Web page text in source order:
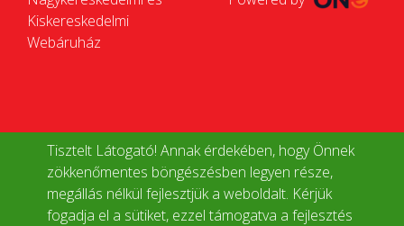
Tisztelt Látogató! Annak érdekében, hogy Önnek
zökkenőmentes böngészésben legyen része,
megállás nélkül fejlesztjük a weboldalt. Kérjük
fogadja el a sütiket, ezzel támogatva a fejlesztés
Kiskereskedelmi
Webáruház